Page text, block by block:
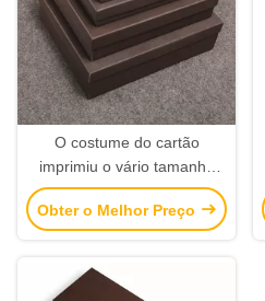
O costume do cartão
imprimiu o vário tamanho
das caixas para o pacote do
caderno/planejador
Obter o Melhor Preço